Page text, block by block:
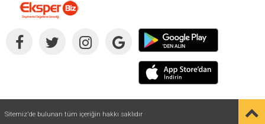
Sitemiz'de bulunan tüm içeriğin hakkı saklıdır